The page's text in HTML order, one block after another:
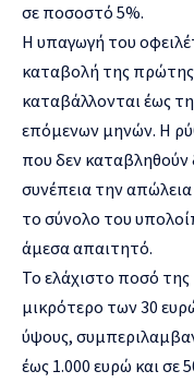
σε ποσοστό 5%.
Η υπαγωγή του
καταβολή της πρώτης
καταβάλλονται έως
επόμενων μηνών. Η
που δεν καταβληθούν
συνέπεια την
το σύνολο του
άμεσα απαιτητό.
Το ελάχιστο ποσό της
μικρότερο των 30
ύψους,
έως 1.000 ευρώ και σε